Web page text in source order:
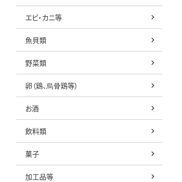
エビ・カニ等
魚貝類
野菜類
卵（鶏、烏骨鶏等）
お酒
飲料類
菓子
加工品等